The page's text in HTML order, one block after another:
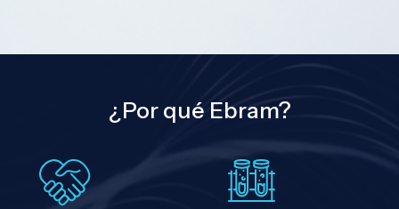
¿Por qué Ebram?